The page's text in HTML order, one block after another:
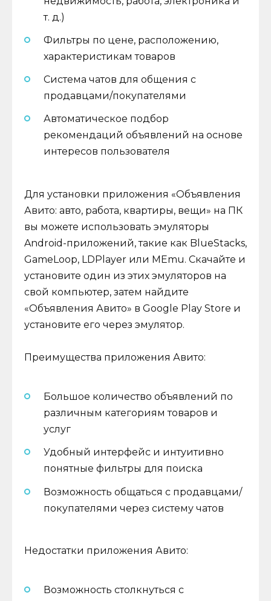
т. д.)
Фильтры по цене, расположению,
характеристикам товаров
Система чатов для общения с
продавцами/покупателями
Автоматическое подбор
рекомендаций объявлений на основе
интересов пользователя
Для установки приложения «Объявления
Авито: авто, работа, квартиры, вещи» на ПК
вы можете использовать эмуляторы
Android-приложений, такие как BlueStacks,
GameLoop, LDPlayer или MEmu. Скачайте и
установите один из этих эмуляторов на
свой компьютер, затем найдите
«Объявления Авито» в Google Play Store и
установите его через эмулятор.
Преимущества приложения Авито:
Большое количество объявлений по
различным категориям товаров и
услуг
Удобный интерфейс и интуитивно
понятные фильтры для поиска
Возможность общаться с продавцами/
покупателями через систему чатов
Недостатки приложения Авито:
Возможность столкнуться с